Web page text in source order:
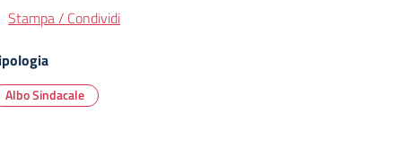
Stampa / Condividi
Albo Sindacale